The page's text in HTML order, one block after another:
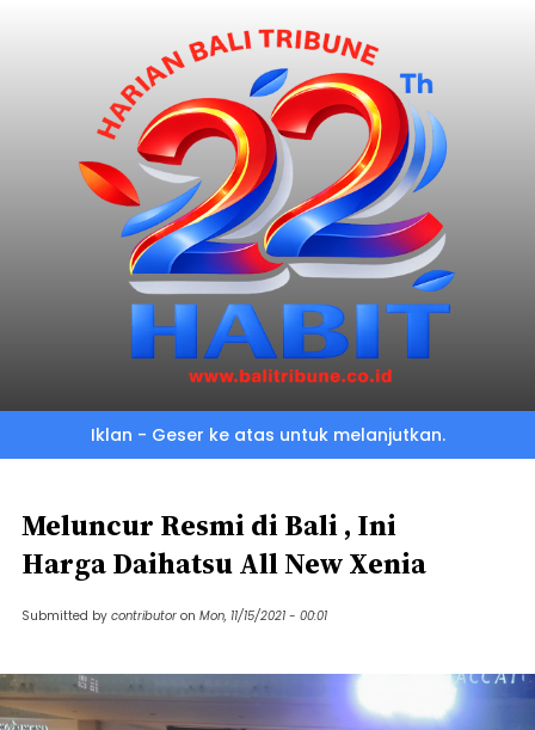
Iklan - Geser ke atas untuk melanjutkan.
Meluncur Resmi di Bali , Ini
Harga Daihatsu All New Xenia
Submitted by contributor on Mon, 11/15/2021 - 00:01